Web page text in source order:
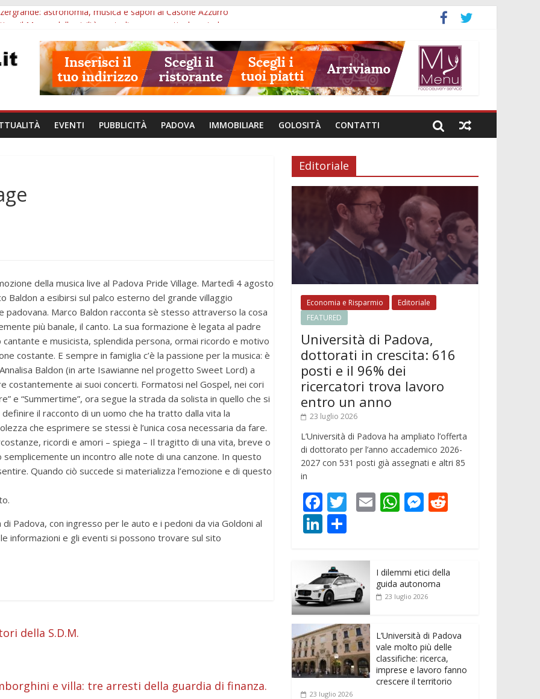
astronomia, musica e sapori al Casone Azzurro
alle ore 10: Notte del Volo sold out, Tribano e festa oggi a Teolo
a Loreggia, la Bella Addormentata arriva sul palco domenica sera
le domande: 2,5 milioni per formare nuove competenze in Veneto
EVENTI PUBBLICITÀ PADOVA IMMOBILIARE GOLOSITÀ CONTATTI
della musica live al Padova Pride Village. Martedì 4 agosto
Baldon a esibirsi sul palco esterno del grande villaggio
padovana. Marco Baldon racconta sè stesso attraverso la cosa
più banale, il canto. La sua formazione è legata al padre
cantante e musicista, splendida persona, ormai ricordo e motivo
costante. E sempre in famiglia c’è la passione per la musica: è
Baldon (in arte Isawianne nel progetto Sweet Lord) a
costantemente ai suoi concerti. Formatosi nel Gospel, nei cori
e “Summertime”, ora segue la strada da solista in quello che si
il racconto di un uomo che ha tratto dalla vita la
che esprimere se stessi è l’unica cosa necessaria da fare.
ricordi e amori – spiega – Il tragitto di una vita, breve o
un incontro alle note di una canzone. In questo
Quando ciò succede si materializza l’emozione e di questo
Padova, con ingresso per le auto e i pedoni da via Goldoni al
informazioni e gli eventi si possono trovare sul sito
della S.D.M.
e villa: tre arresti della guardia di finanza.
Editoriale
Economia e Risparmio
Editoriale
FEATURED
Università di Padova,
dottorati in crescita: 616
posti e il 96% dei
ricercatori trova lavoro
entro un anno
23 luglio 2026
L’Università di Padova ha ampliato l’offerta
di dottorato per l’anno accademico 2026-
2027 con 531 posti già assegnati e altri 85
in
F
ac
e
b
o
o
k
T
er
E W
A
p
M
n
g
t
Li
k
e
dI
n
n
di
vi
di
I dilemmi etici della
guida autonoma
23 luglio 2026
L’Università di Padova
vale molto più delle
classifiche: ricerca,
imprese e lavoro fanno
crescere il territorio
23 luglio 2026